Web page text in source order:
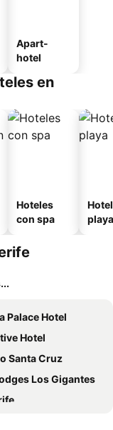
Apart-
hotel
en
Hoteles
con spa
playa
Palace Hotel
Hotel
Santa Cruz
Los Gigantes